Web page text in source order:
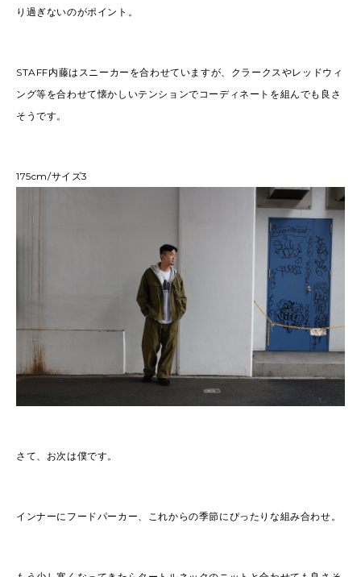
り過ぎないのがポイント。
STAFF内藤はスニーカーを合わせていますが、クラークスやレッドウィ
ング等を合わせて懐かしいテンションでコーディネートを組んでも良さ
そうです。
175cm/サイズ3
さて、お次は僕です。
インナーにフードパーカー、これからの季節にぴったりな組み合わせ。